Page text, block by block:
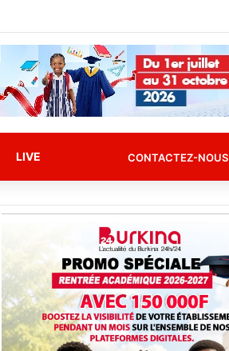
LIVE CONTACTEZ-NOUS